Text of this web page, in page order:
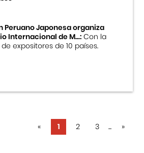
Peruano Japonesa organiza
Internacional de M...:Con la
expositores de 10 países.
« 1 2 3 ... »